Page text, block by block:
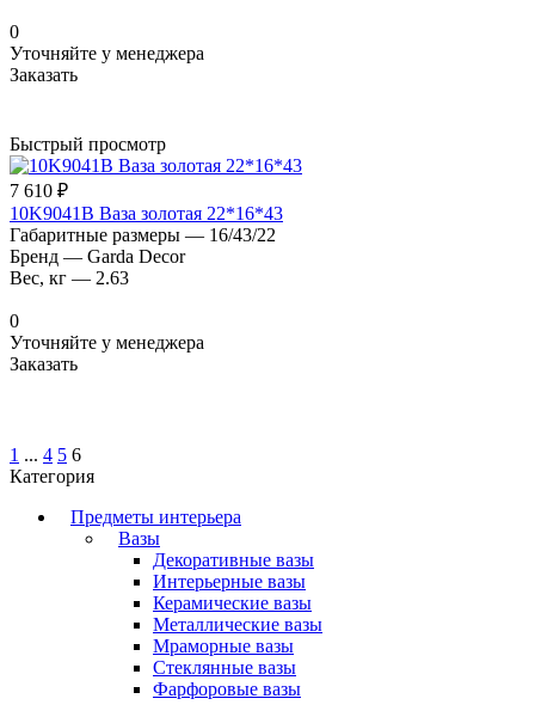
0
Уточняйте у менеджера
Заказать
Быстрый просмотр
7 610 ₽
10K9041B Ваза золотая 22*16*43
Габаритные размеры — 16/43/22
Бренд — Garda Decor
Вес, кг — 2.63
0
Уточняйте у менеджера
Заказать
1 ... 4 5 6
Категория
Предметы интерьера
Вазы
Декоративные вазы
Интерьерные вазы
Керамические вазы
Металлические вазы
Мраморные вазы
Стеклянные вазы
Фарфоровые вазы